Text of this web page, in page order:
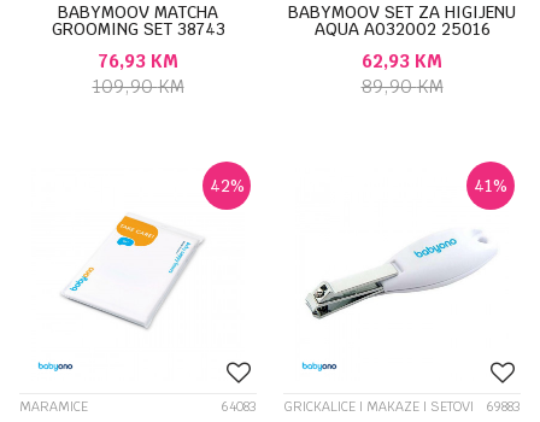
BABYMOOV MATCHA
GROOMING SET 38743
76,93 KM
109,90KM
BABYMOOV SET ZA HIGIJENU
AQUA A032002 25016
62,93 KM
89,90KM
42%
MARAMICE 64083
41%
GRICKALICE I MAKAZE I SETOVI 69883